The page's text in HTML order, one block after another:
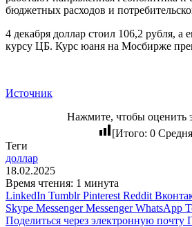
бюджетных расходов и
4 декабря доллар стоил 106,2 рубля,
курсу ЦБ. Курс юаня на Мосбирже
Источник
Нажмите, чтобы оценить
[Итого: 0
Теги
доллар
18.02.2025
Время чтения: 1 минута
LinkedIn Tumblr Pinterest Reddit
Skype Messenger Messenger WhatsApp
Поделиться через электронную почту